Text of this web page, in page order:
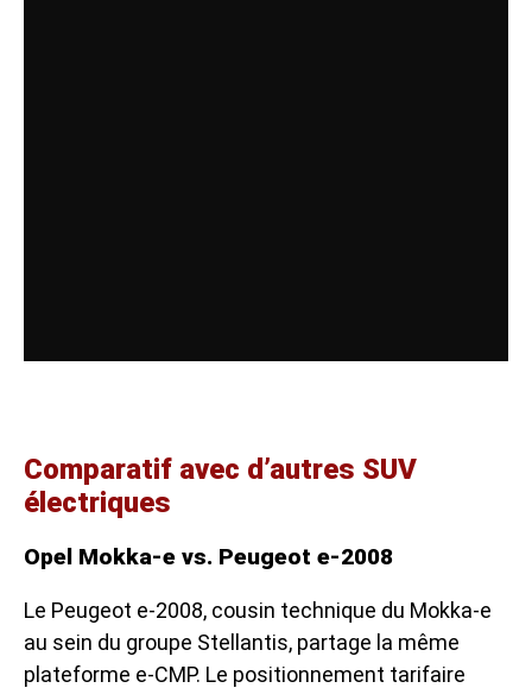
Comparatif avec d’autres SUV
électriques
Opel Mokka-e vs. Peugeot e-2008
Le Peugeot e-2008, cousin technique du Mokka-e
au sein du groupe Stellantis, partage la même
plateforme e-CMP. Le positionnement tarifaire